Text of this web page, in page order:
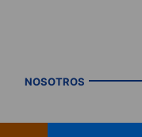
NOSOTROS